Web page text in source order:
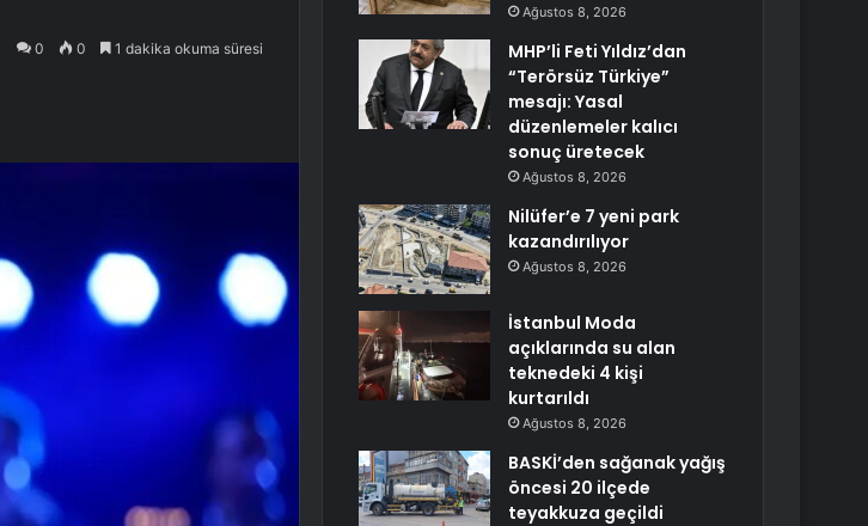
0 0 1 dakika okuma süresi
Ağustos 8, 2026
MHP’li Feti Yıldız’dan
“Terörsüz Türkiye”
mesajı: Yasal
düzenlemeler kalıcı
sonuç üretecek
Ağustos 8, 2026
Nilüfer’e 7 yeni park
kazandırılıyor
Ağustos 8, 2026
İstanbul Moda
açıklarında su alan
teknedeki 4 kişi
kurtarıldı
Ağustos 8, 2026
BASKİ’den sağanak yağış
öncesi 20 ilçede
teyakkuza geçildi